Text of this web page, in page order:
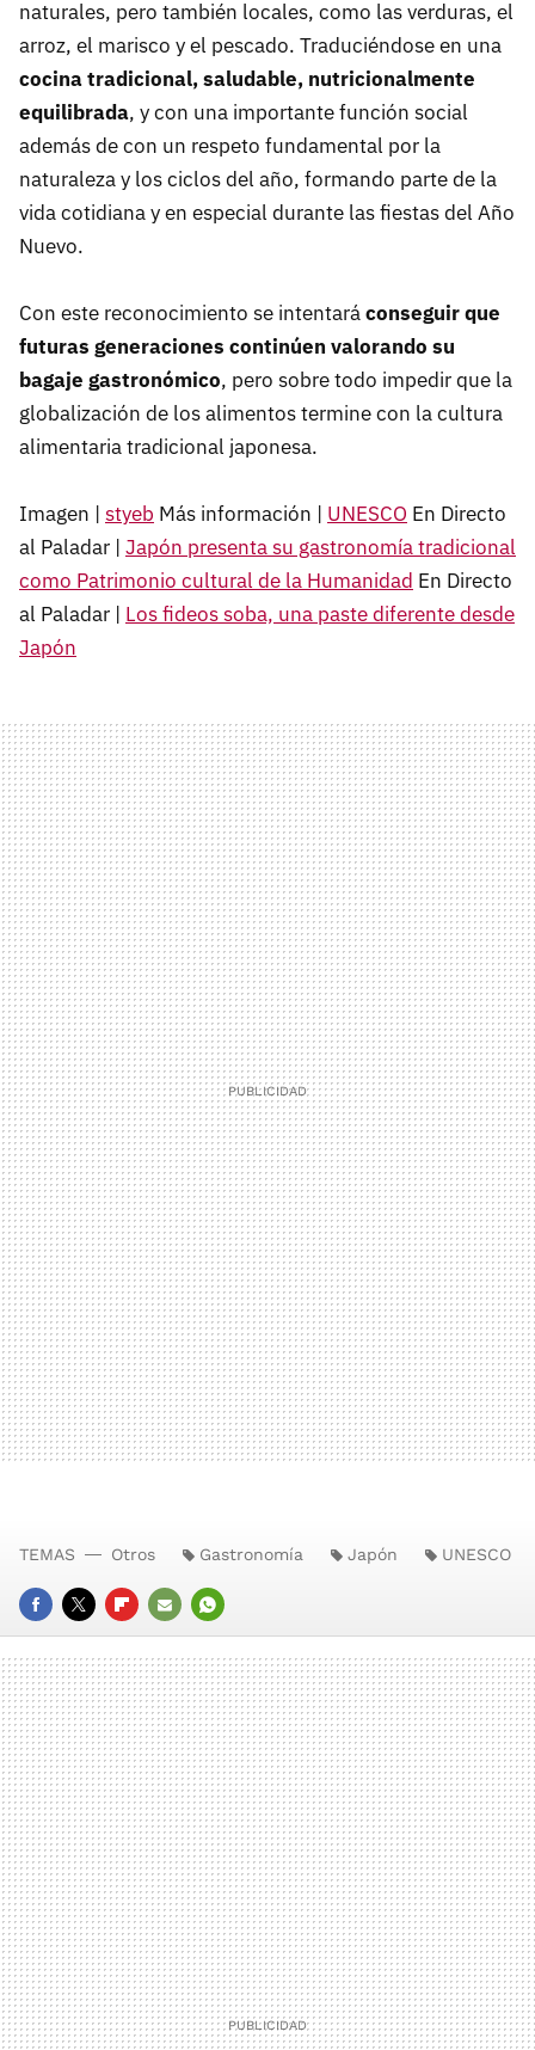
naturales, pero también locales, como las verduras, el
arroz, el marisco y el pescado. Traduciéndose en una
cocina tradicional, saludable, nutricionalmente
equilibrada, y con una importante función social
además de con un respeto fundamental por la
naturaleza y los ciclos del año, formando parte de la
vida cotidiana y en especial durante las fiestas del Año
Nuevo.
Con este reconocimiento se intentaráconseguir que
futuras generaciones continúen valorando su
bagaje gastronómico, pero sobre todo impedir que la
globalización de los alimentos termine con la cultura
alimentaria tradicional japonesa.
Imagen | styeb Más información | UNESCO En Directo
al Paladar | Japón presenta su gastronomía tradicional
como Patrimonio cultural de la Humanidad En Directo
al Paladar | Los fideos soba, una paste diferente desde
Japón
FACEBOOK
TWITTERFLIPBOARD
E-
MAIL
WHATSAPP
TEMAS Otros Gastronomía Japón UNESCO